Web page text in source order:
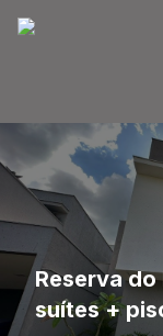
Reserva
suítes +